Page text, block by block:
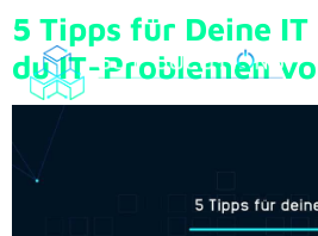
5 Tipps für Deine IT
du IT-Problemen